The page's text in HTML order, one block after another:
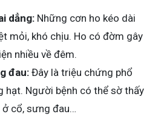
dẳng: Những cơn ho kéo dài
mỏi, khó chịu. Ho có đờm gây
nhiều về đêm.
đau: Đây là triệu chứng phổ
hạt. Người bệnh có thể sờ thấy
cổ, sưng đau…